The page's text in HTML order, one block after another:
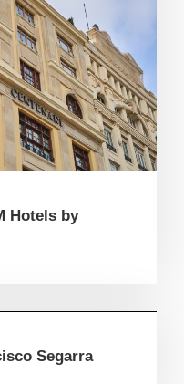
Hotels by
Segarra